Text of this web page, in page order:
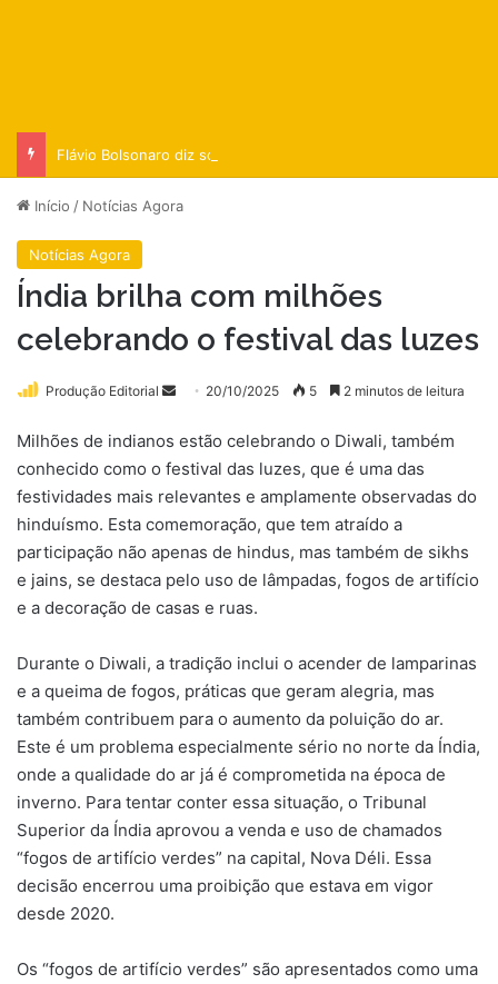
Flávio Bolsonaro diz sofrer ‘guerra psicológica’ na campanha
Início / Notícias Agora
Notícias Agora
Índia brilha com milhões
celebrando o festival das luzes
Produção Editorial
Mande
e-
mail
20/10/2025 5 2 minutos de leitura
Milhões de indianos estão celebrando o Diwali, também
conhecido como o festival das luzes, que é uma das
festividades mais relevantes e amplamente observadas do
hinduísmo. Esta comemoração, que tem atraído a
participação não apenas de hindus, mas também de sikhs
e jains, se destaca pelo uso de lâmpadas, fogos de artifício
e a decoração de casas e ruas.
Durante o Diwali, a tradição inclui o acender de lamparinas
e a queima de fogos, práticas que geram alegria, mas
também contribuem para o aumento da poluição do ar.
Este é um problema especialmente sério no norte da Índia,
onde a qualidade do ar já é comprometida na época de
inverno. Para tentar conter essa situação, o Tribunal
Superior da Índia aprovou a venda e uso de chamados
“fogos de artifício verdes” na capital, Nova Déli. Essa
decisão encerrou uma proibição que estava em vigor
desde 2020.
Os “fogos de artifício verdes” são apresentados como uma